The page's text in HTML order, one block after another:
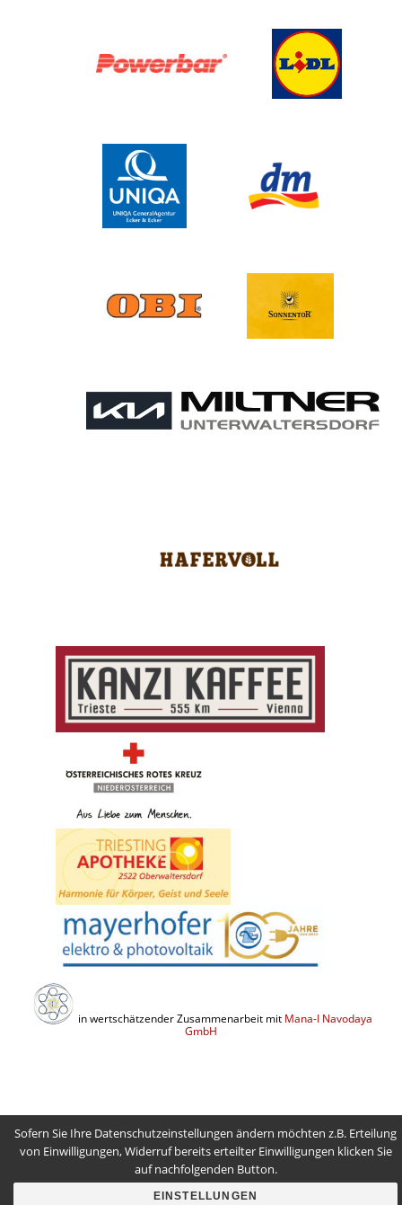
in wertschätzender Zusammenarbeit mit Mana-I Navodaya
GmbH
Sofern Sie Ihre Datenschutzeinstellungen ändern möchten z.B. Erteilung
von Einwilligungen, Widerruf bereits erteilter Einwilligungen klicken Sie
auf nachfolgenden Button.
EINSTELLUNGEN